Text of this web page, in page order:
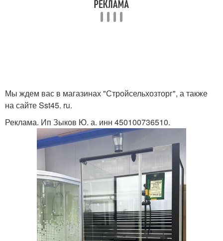
Мы ждем вас в магазинах "Стройсельхозторг", а также
на сайте Sst45. ru.
Реклама. Ип Зыков Ю. а. инн 450100736510.